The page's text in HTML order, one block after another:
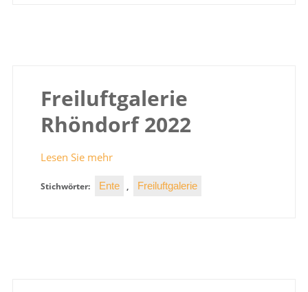
Freiluftgalerie
Rhöndorf 2022
Lesen Sie mehr
Stichwörter: Ente , Freiluftgalerie